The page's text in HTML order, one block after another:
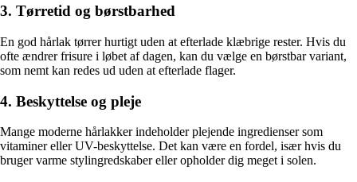
3. Tørretid og børstbarhed
En god hårlak tørrer hurtigt uden at efterlade klæbrige rester. Hvis du
ofte ændrer frisure i løbet af dagen, kan du vælge en børstbar variant,
som nemt kan redes ud uden at efterlade flager.
4. Beskyttelse og pleje
Mange moderne hårlakker indeholder plejende ingredienser som
vitaminer eller UV-beskyttelse. Det kan være en fordel, især hvis du
bruger varme stylingredskaber eller opholder dig meget i solen.